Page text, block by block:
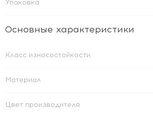
Упаковка
Основные характеристики
Класс износостойкости
Материал
Цвет производителя